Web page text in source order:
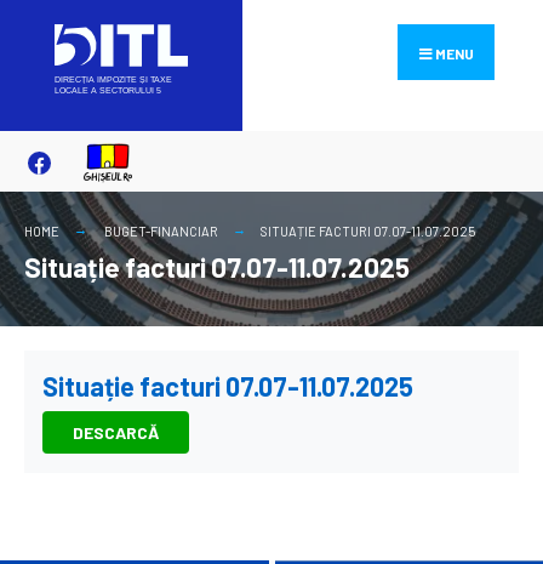
content
MENU
HOME BUGET-FINANCIAR SITUAȚIE FACTURI 07.07-11.07.2025
Situație facturi 07.07-11.07.2025
Situație facturi 07.07-11.07.2025
DESCARCĂ
for: